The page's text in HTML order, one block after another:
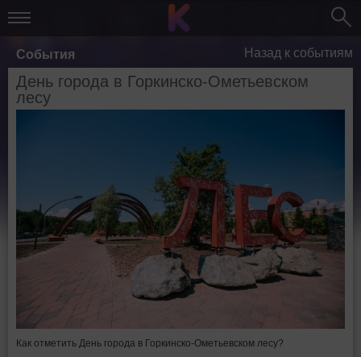
События Назад к событиям
День города в Горкинско-Ометьевском
лесу
Как отметить День города в Горкинско-Ометьевском лесу?